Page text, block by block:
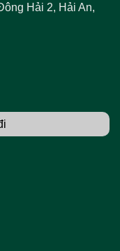
Hải 2, Hải An,